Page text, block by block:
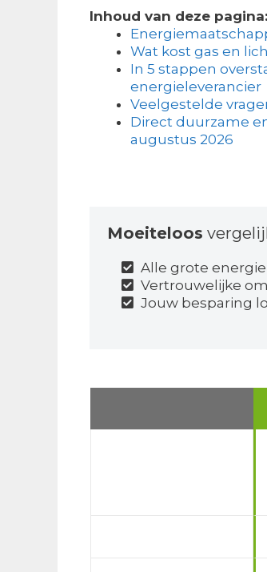
Inhoud van deze pagina:
Wat kost gas en
In 5 stappen
energieleverancier
Veelgestelde
Direct duurzame
augustus 2026
Moeiteloos
Alle grote
Vertrouwelijke
Jouw besparing